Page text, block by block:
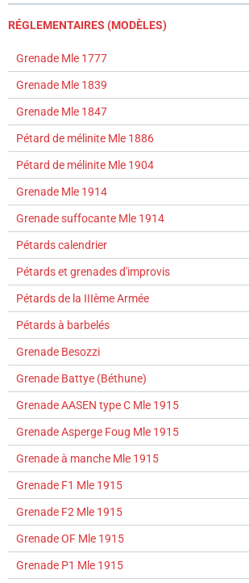
RÉGLEMENTAIRES (MODÈLES)
Grenade Mle 1777
Grenade Mle 1839
Grenade Mle 1847
Pétard de mélinite Mle 1886
Pétard de mélinite Mle 1904
Grenade Mle 1914
Grenade suffocante Mle 1914
Pétards calendrier
Pétards et grenades d'improvis
Pétards de la IIIème Armée
Pétards à barbelés
Grenade Besozzi
Grenade Battye (Béthune)
Grenade AASEN type C Mle 1915
Grenade Asperge Foug Mle 1915
Grenade à manche Mle 1915
Grenade F1 Mle 1915
Grenade F2 Mle 1915
Grenade OF Mle 1915
Grenade P1 Mle 1915